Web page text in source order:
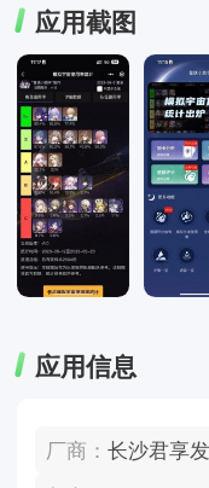
应用截图
应用信息
厂商：长沙君享